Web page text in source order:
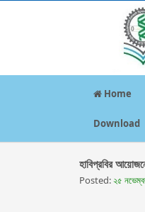
Home
Download
হাবিপ্রবির
Posted:২৫